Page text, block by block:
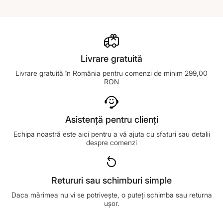
Livrare gratuită
Livrare gratuită în România pentru comenzi de minim 299,00
RON
Asistență pentru clienți
Echipa noastră este aici pentru a vă ajuta cu sfaturi sau detalii
despre comenzi
Retururi sau schimburi simple
Daca mărimea nu vi se potrivește, o puteți schimba sau returna
ușor.